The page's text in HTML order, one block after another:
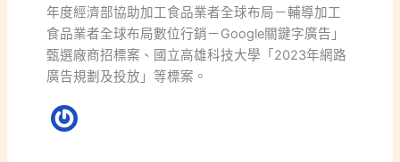
年度經濟部協助加工食品業者全球布局－輔導加工
食品業者全球布局數位行銷－Google關鍵字廣告」
甄選廠商招標案、國立高雄科技大學「2023年網路
廣告規劃及投放」等標案。